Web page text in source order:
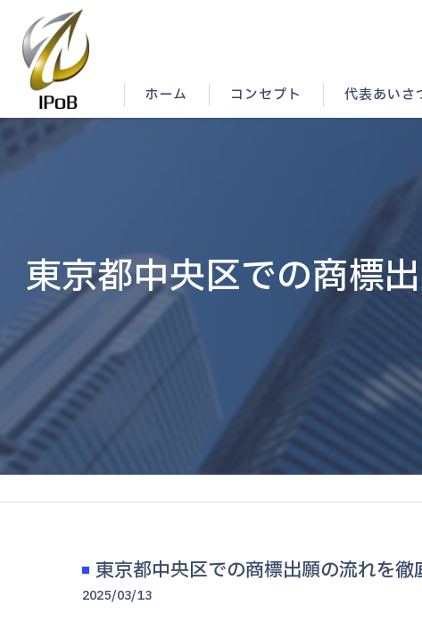
ホーム コンセプト 代表あいさ
東京都中央区での商標
東京都中央区での商標出願の流れを
2025/03/13